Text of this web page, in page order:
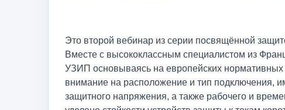
Это второй вебинар из серии посвящённой
Вместе с высококлассным специалистом из
УЗИП основываясь на европейских
внимание на расположение и тип подключения,
защитного напряжения, а также рабочего и